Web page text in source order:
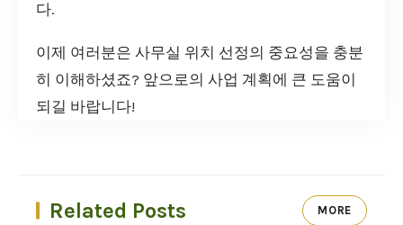
다.
이제 여러분은 사무실 위치 선정의 중요성을 충분
히 이해하셨죠? 앞으로의 사업 계획에 큰 도움이
되길 바랍니다!
Related Posts MORE